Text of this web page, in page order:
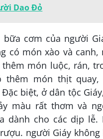
Dao Đỏ
bữa cơm của người
có món xào và canh,
món luộc, rán,
thêm món thịt quay,
biệt, ở dân tộc
màu rất thơm và
dành cho các dịp lễ.
người Giáy